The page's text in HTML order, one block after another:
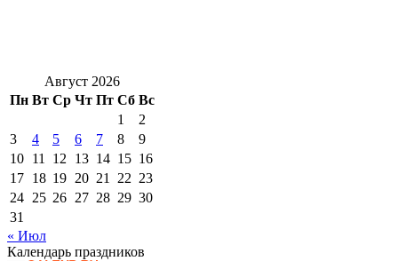
Август 2026
Пн Вт Ср Чт Пт Сб Вс
1
2
3
4 5 6 7 8
9
10 11 12 13 14 15 16
17 18 19 20 21 22 23
24 25 26 27 28 29 30
31
« Июл
Календарь праздников